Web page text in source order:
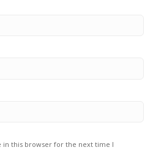
in this browser for the next time I